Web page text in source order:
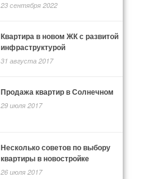
23 сентября 2022
Квартира в новом ЖК с развитой
инфраструктурой
31 августа 2017
Продажа квартир в Солнечном
29 июля 2017
Несколько советов по выбору
квартиры в новостройке
26 июля 2017